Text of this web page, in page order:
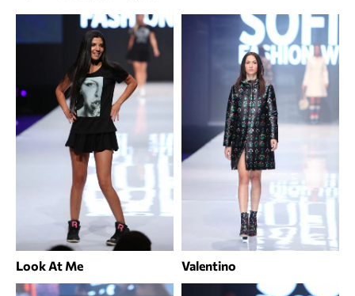
Look At Me Valentino